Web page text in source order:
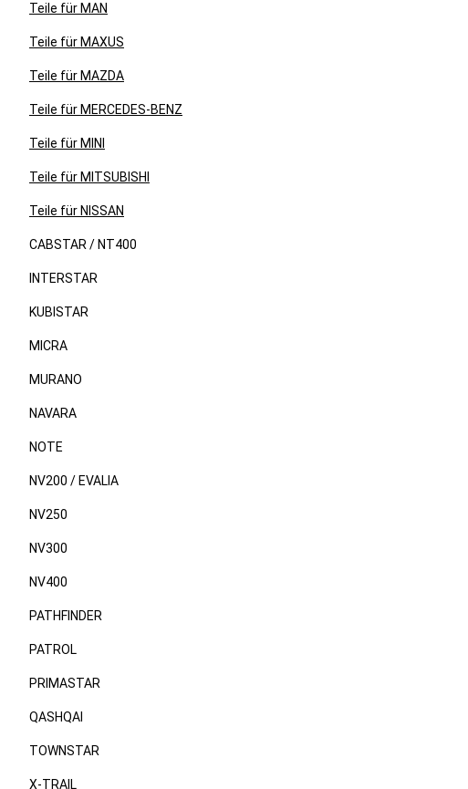
Teile für MAN
Teile für MAXUS
Teile für MAZDA
Teile für MERCEDES-BENZ
Teile für MINI
Teile für MITSUBISHI
Teile für NISSAN
CABSTAR / NT400
INTERSTAR
KUBISTAR
MICRA
MURANO
NAVARA
NOTE
NV200 / EVALIA
NV250
NV300
NV400
PATHFINDER
PATROL
PRIMASTAR
QASHQAI
TOWNSTAR
X-TRAIL